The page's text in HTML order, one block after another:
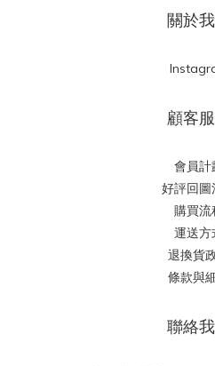
關於
顧客
會員計
好評回圖
購買流
運送方
退換貨
條款與
聯絡